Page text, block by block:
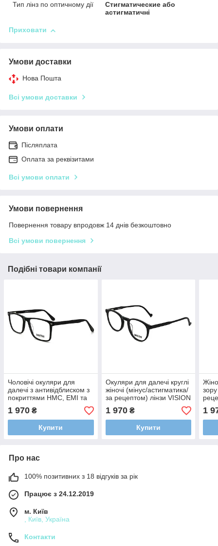
Тип лінз по оптичному дії
Стигматические або
астигматичні
Приховати
Умови доставки
Нова Пошта
Всі умови доставки
Умови оплати
Післяплата
Оплата за реквізитами
Всі умови оплати
Умови повернення
Повернення товару впродовж 14 днів безкоштовно
Всі умови повернення
Подібні товари компанії
Чоловічі окуляри для
далечі з антивідблиском з
покриттями HMC, EMI та
UV400 (мінус/астигматика/
за рецептом) лінзи -
Корея
1 970 ₴
Купити
Окуляри для далечі круглі
жіночі (мінус/астигматика/
за рецептом) лінзи VISION
- Корея покриття HMC,EMI
і UV400
1 970₴
Купити
1
Про нас
100% позитивних з 18 відгуків за рік
Працює з 24.12.2019
м. Київ
, Київ, Україна
Контакти